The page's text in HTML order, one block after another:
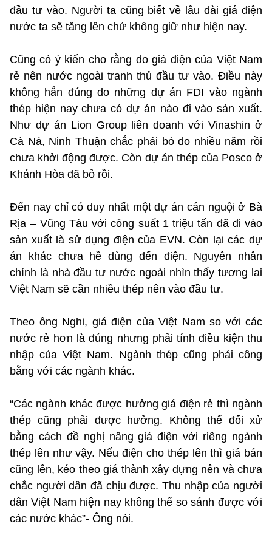
đầu tư vào. Người ta cũng biết về lâu dài giá điện
nước ta sẽ tăng lên chứ không giữ như hiện nay.
Cũng có ý kiến cho rằng do giá điện của Việt Nam
rẻ nên nước ngoài tranh thủ đầu tư vào. Điều này
không hẳn đúng do những dự án FDI vào ngành
thép hiện nay chưa có dự án nào đi vào sản xuất.
Như dự án Lion Group liên doanh với Vinashin ở
Cà Ná, Ninh Thuận chắc phải bỏ do nhiều năm rồi
chưa khởi động được. Còn dự án thép của Posco ở
Khánh Hòa đã bỏ rồi.
Đến nay chỉ có duy nhất một dự án cán nguội ở Bà
Rịa – Vũng Tàu với công suất 1 triệu tấn đã đi vào
sản xuất là sử dụng điện của EVN. Còn lại các dự
án khác chưa hề dùng đến điện. Nguyên nhân
chính là nhà đầu tư nước ngoài nhìn thấy tương lai
Việt Nam sẽ cần nhiều thép nên vào đầu tư.
Theo ông Nghi, giá điện của Việt Nam so với các
nước rẻ hơn là đúng nhưng phải tính điều kiện thu
nhập của Việt Nam. Ngành thép cũng phải công
bằng với các ngành khác.
“Các ngành khác được hưởng giá điện rẻ thì ngành
thép cũng phải được hưởng. Không thể đối xử
bằng cách đề nghị nâng giá điện với riêng ngành
thép lên như vậy. Nếu điện cho thép lên thì giá bán
cũng lên, kéo theo giá thành xây dựng nên và chưa
chắc người dân đã chịu được. Thu nhập của người
dân Việt Nam hiện nay không thể so sánh được với
các nước khác”- Ông nói.